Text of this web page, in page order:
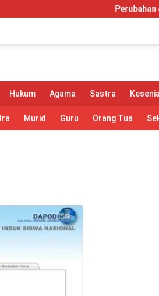
Perubahan di PP
Hukum Agama Sastra
Murid Guru Orang Tua